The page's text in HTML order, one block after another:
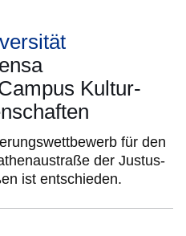
Kultur-
für den
der Justus-
ist entschieden.